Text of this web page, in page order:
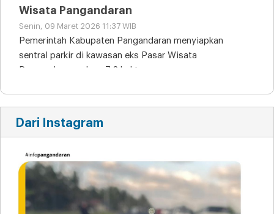
Wisata Pangandaran
Senin, 09 Maret 2026 11:37 WIB
Pemerintah Kabupaten Pangandaran menyiapkan
sentral parkir di kawasan eks Pasar Wisata
Pangandaran seluas 7,2 hektare
Dari Instagram